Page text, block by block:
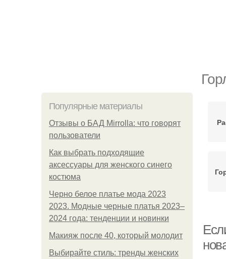
Популярные материалы
Отзывы о БАД Mirrolla: что говорят
пользователи
Как выбрать подходящие
аксессуары для женского синего
костюма
Черно белое платье мода 2023
2023. Модные черные платья 2023–
2024 года: тенденции и новинки
Макияж после 40, который молодит
Выбирайте стиль: тренды женских